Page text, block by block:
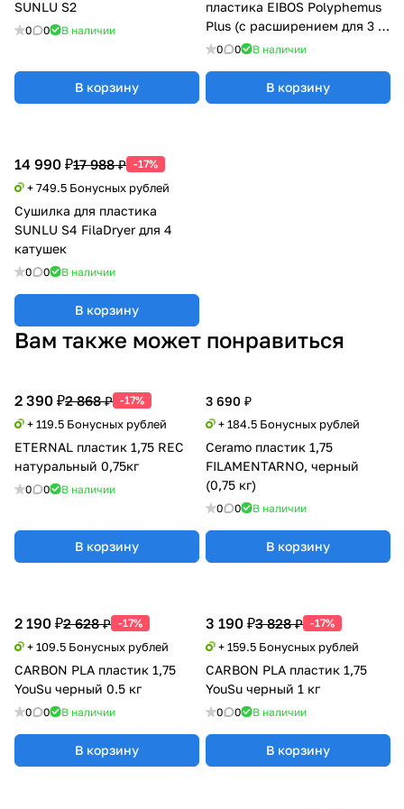
SUNLU S2
0 0 В наличии
В корзину
пластика EIBOS Polyphemus
Plus (с расширением для 3 кг
катушки)
0 0 В наличии
В корзину
14 990 ₽17 988 ₽ -17%
+ 749.5 Бонусных рублей
Сушилка для пластика
SUNLU S4 FilaDryer для 4
катушек
0 0 В наличии
В корзину
Вам также может понравиться
2 390 ₽2 868 ₽ -17%
+ 119.5 Бонусных рублей
ETERNAL пластик 1,75 REC
натуральный 0,75кг
0 0 В наличии
В корзину
3 690 ₽
+ 184.5 Бонусных рублей
Ceramo пластик 1,75
FILAMENTARNO, черный
(0,75 кг)
0 0 В наличии
В корзину
3 190 ₽3 828 ₽ -17%
+ 159.5 Бонусных рублей
CARBON PLA пластик 1,75
YouSu черный 1 кг
0 0 В наличии
В корзину
2 190 ₽2 628 ₽ -17%
+ 109.5 Бонусных рублей
CARBON PLA пластик 1,75
YouSu черный 0.5 кг
0 0 В наличии
В корзину